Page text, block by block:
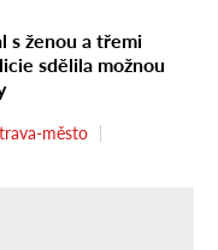
s ženou a třemi
sdělila možnou
město